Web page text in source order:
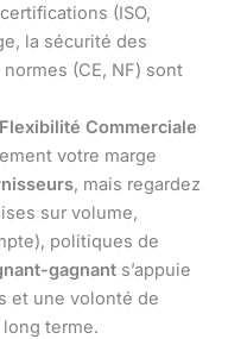
(ISO,
la sécurité des
(CE, NF) sont
Commerciale
votre marge
, mais regardez
sur volume,
politiques de
gagnant s’appuie
et une volonté de
terme.